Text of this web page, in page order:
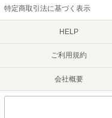
特定商取引法に基づく表示
HELP
ご利用規約
会社概要